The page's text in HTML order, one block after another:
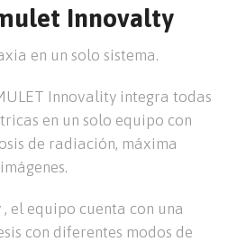
Innovalty
en un solo sistema.
Innovality integra todas
en un solo equipo con
de radiación, máxima
el equipo cuenta con una
con diferentes modos de